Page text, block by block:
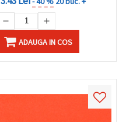
ADAUGA IN COS